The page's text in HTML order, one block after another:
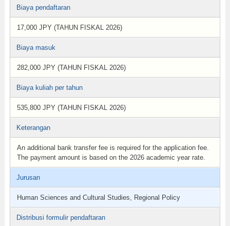
Biaya pendaftaran
17,000 JPY (TAHUN FISKAL 2026)
Biaya masuk
282,000 JPY (TAHUN FISKAL 2026)
Biaya kuliah per tahun
535,800 JPY (TAHUN FISKAL 2026)
Keterangan
An additional bank transfer fee is required for the application fee.
The payment amount is based on the 2026 academic year rate.
Jurusan
Human Sciences and Cultural Studies, Regional Policy
Distribusi formulir pendaftaran